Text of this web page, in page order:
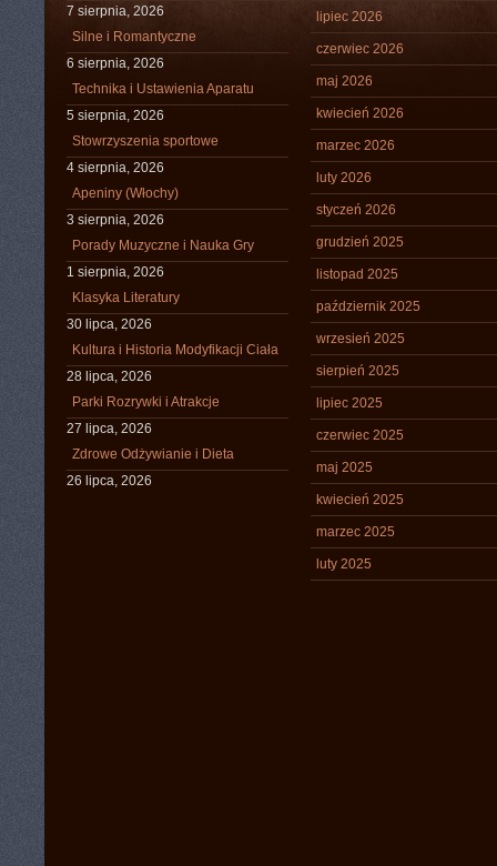
7 sierpnia, 2026
Silne i Romantyczne
6 sierpnia, 2026
Technika i Ustawienia Aparatu
5 sierpnia, 2026
Stowrzyszenia sportowe
4 sierpnia, 2026
Apeniny (Włochy)
3 sierpnia, 2026
Porady Muzyczne i Nauka Gry
1 sierpnia, 2026
Klasyka Literatury
30 lipca, 2026
Kultura i Historia Modyfikacji Ciała
28 lipca, 2026
Parki Rozrywki i Atrakcje
27 lipca, 2026
Zdrowe Odżywianie i Dieta
26 lipca, 2026
lipiec 2026
czerwiec 2026
maj 2026
kwiecień 2026
marzec 2026
luty 2026
styczeń 2026
grudzień 2025
listopad 2025
październik 2025
wrzesień 2025
sierpień 2025
lipiec 2025
czerwiec 2025
maj 2025
kwiecień 2025
marzec 2025
luty 2025